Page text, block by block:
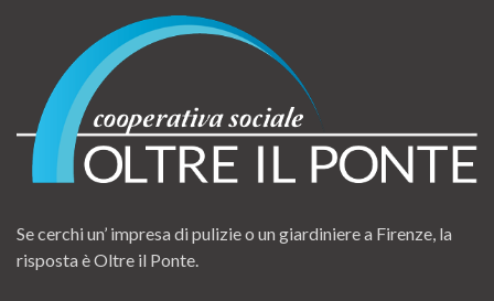
Se cerchi un’ impresa di pulizie o un giardiniere a Firenze, la
risposta è Oltre il Ponte.